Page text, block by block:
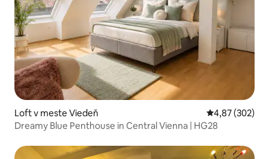
Loft v meste Viedeň Priemerné
4,87 (302)
Dreamy Blue Penthouse in Central Vienna | HG28